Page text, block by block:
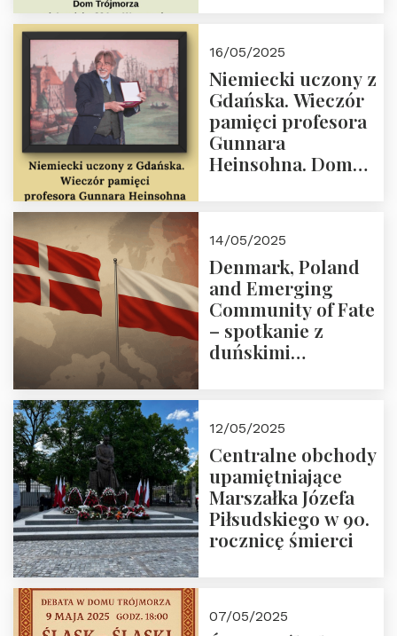
Dom Trójmorza 23
maja 2025 r. godz.
18:00.
16/05/2025
Niemiecki uczony z
Gdańska. Wieczór
pamięci profesora
Gunnara
Heinsohna. Dom
14/05/2025
Denmark, Poland
and Emerging
Community of Fate
– spotkanie z
duńskimi
12/05/2025
Centralne obchody
upamiętniające
Marszałka Józefa
Piłsudskiego w 90.
rocznicę śmierci
07/05/2025